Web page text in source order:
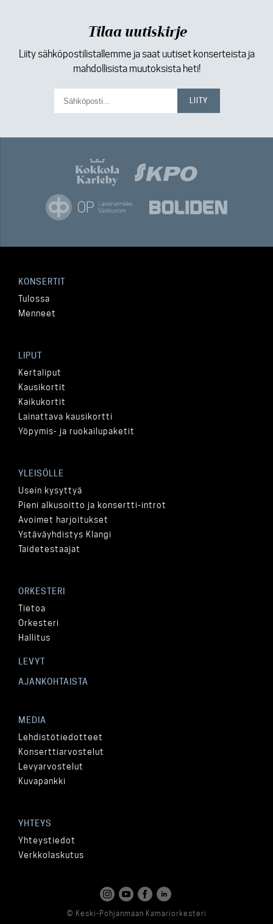
Tilaa uutiskirje
Liity sähköpostilistallemme ja saat uutiset konserteista ja
mahdollisista muutoksista heti!
KONSERTIT
Tulossa
Menneet
LIPUT
Kertaliput
Kausikortit
Kaikukortit
Lainattava kausikortti
Yöpymis- ja ruokailupaketit
YLEISÖLLE
Usein kysyttyä
Pieni alkusoitto ja konsertti-introt
Avoimet harjoitukset
Ystäväyhdistys Klangi
Taidetestaajat
ORKESTERI
Tietoa
Orkesteri
Hallitus
LEVYT
AJANKOHTAISTA
MEDIA
Lehdistötiedotteet
Konserttiarvostelut
Levyarvostelut
Kuvapankki
YHTEYS
Yhteystiedot
Verkkolaskutus
© Keski-Pohjanmaan Kamariorkesteri